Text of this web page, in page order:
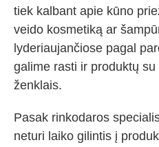
tiek kalbant apie kūno
veido kosmetiką ar
lyderiaujančiose pagal
galime rasti ir produktų
ženklais.
Pasak rinkodaros
neturi laiko gilintis į